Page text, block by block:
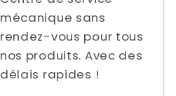
mécanique sans
rendez-vous pour tous
nos produits. Avec des
délais rapides !